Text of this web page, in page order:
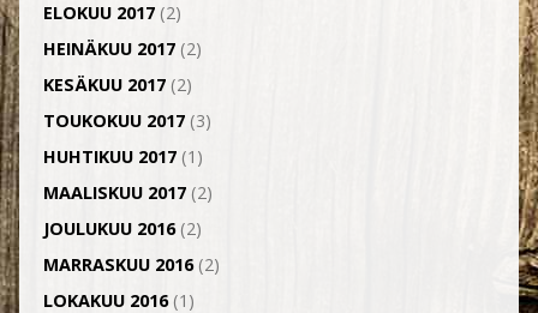
ELOKUU 2017(2)
HEINÄKUU 2017(2)
KESÄKUU 2017(2)
TOUKOKUU 2017(3)
HUHTIKUU 2017(1)
MAALISKUU 2017(2)
JOULUKUU 2016(2)
MARRASKUU 2016(2)
LOKAKUU 2016(1)